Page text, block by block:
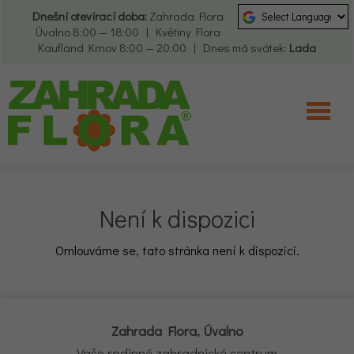
Dnešní otevírací doba: Zahrada Flora
Úvalno 8:00 — 18:00 | Květiny Flora
Kaufland Krnov 8:00 — 20:00 | Dnes má svátek: Lada
Není k dispozici
Omlouváme se, tato stránka není k dispozici.
Zahrada Flora, Úvalno